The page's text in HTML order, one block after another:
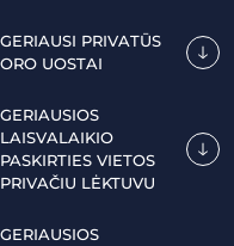
GERIAUSI PRIVATŪS
ORO UOSTAI
GERIAUSIOS
LAISVALAIKIO
PASKIRTIES VIETOS
PRIVAČIU LĖKTUVU
GERIAUSIOS